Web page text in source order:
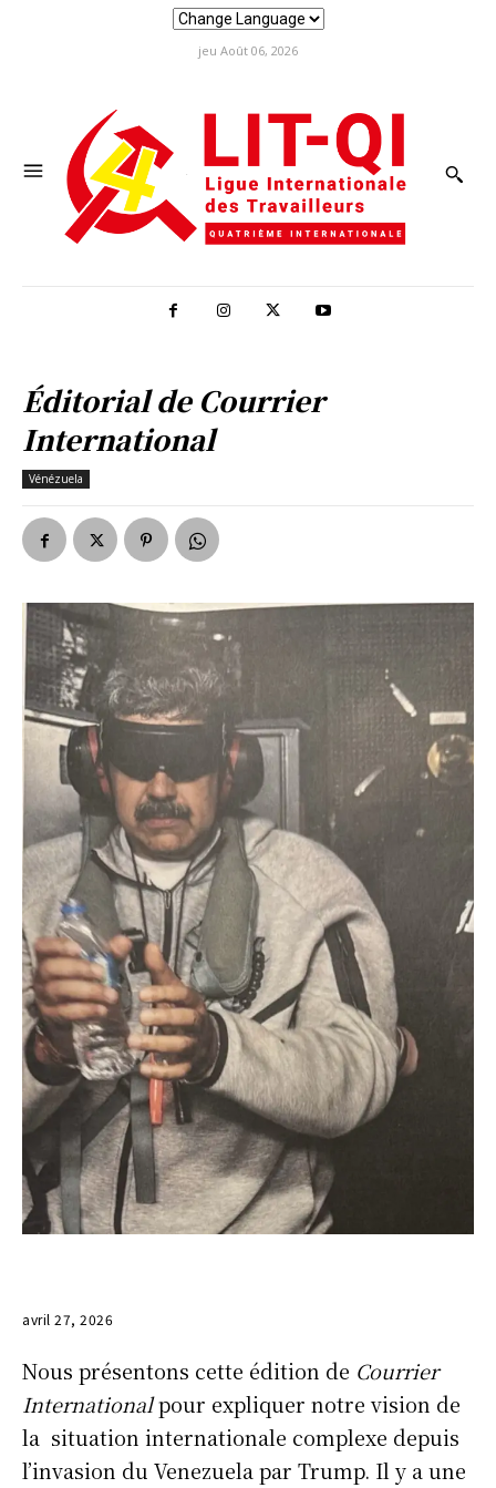
jeu Août 06, 2026
Éditorial de Courrier
International
Vénézuela
avril 27, 2026
Nous présentons cette édition de Courrier
Internationalpour expliquer notre vision de
la situation internationale complexe depuis
l’invasion du Venezuela par Trump. Il y a une